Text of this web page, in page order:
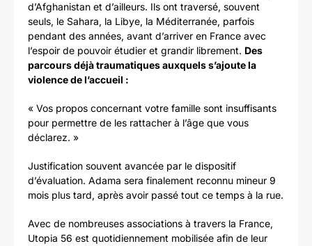
d’Afghanistan et d’ailleurs. Ils ont traversé, souvent
seuls, le Sahara, la Libye, la Méditerranée, parfois
pendant des années, avant d’arriver en France avec
l’espoir de pouvoir étudier et grandir librement. Des
parcours déjà traumatiques auxquels s’ajoute la
violence de l’accueil :
« Vos propos concernant votre famille sont insuffisants
pour permettre de les rattacher à l’âge que vous
déclarez. »
Justification souvent avancée par le dispositif
d’évaluation. Adama sera finalement reconnu mineur 9
mois plus tard, après avoir passé tout ce temps à la rue.
Avec de nombreuses associations à travers la France,
Utopia 56 est quotidiennement mobilisée afin de leur